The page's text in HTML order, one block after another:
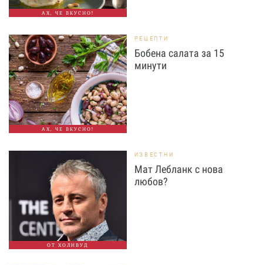
АХ, ЧЕ ВКУСНО!
АХ, ЧЕ ВКУСНО!
РЕЦЕПТИ
Бобена салата за 15
минути
ОТ ХОЛИВУД
ИЗВЕСТНИ
Мат Лебланк с нова
любов?